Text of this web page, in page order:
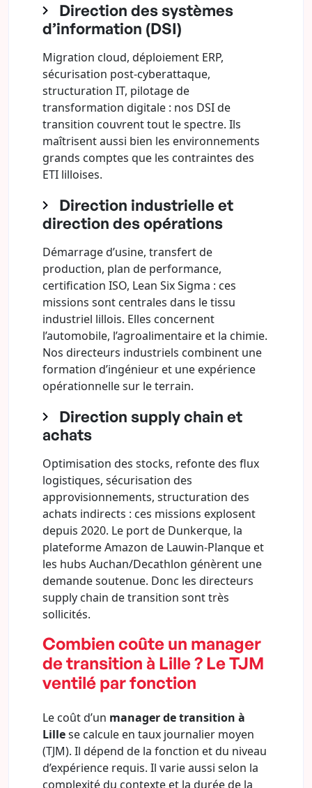
Direction des systèmes
d’information (DSI)
Migration cloud, déploiement ERP,
sécurisation post-cyberattaque,
structuration IT, pilotage de
transformation digitale : nos DSI de
transition couvrent tout le spectre. Ils
maîtrisent aussi bien les environnements
grands comptes que les contraintes des
ETI lilloises.
Direction industrielle et
direction des opérations
Démarrage d’usine, transfert de
production, plan de performance,
certification ISO, Lean Six Sigma : ces
missions sont centrales dans le tissu
industriel lillois. Elles concernent
l’automobile, l’agroalimentaire et la chimie.
Nos directeurs industriels combinent une
formation d’ingénieur et une expérience
opérationnelle sur le terrain.
Direction supply chain et
achats
Optimisation des stocks, refonte des flux
logistiques, sécurisation des
approvisionnements, structuration des
achats indirects : ces missions explosent
depuis 2020. Le port de Dunkerque, la
plateforme Amazon de Lauwin-Planque et
les hubs Auchan/Decathlon génèrent une
demande soutenue. Donc les directeurs
supply chain de transition sont très
sollicités.
Combien coûte un manager
de transition à Lille ? Le TJM
ventilé par fonction
Le coût d’un manager de transition à
Lillese calcule en taux journalier moyen
(TJM). Il dépend de la fonction et du niveau
d’expérience requis. Il varie aussi selon la
complexité du contexte et la durée de la